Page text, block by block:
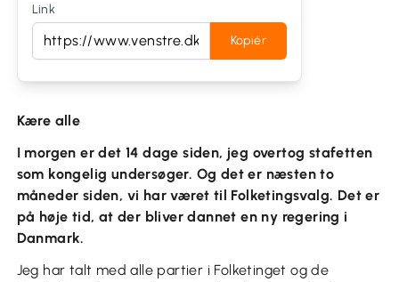
Link
Kopiér
Kære alle
I morgen er det 14 dage siden, jeg overtog stafetten
som kongelig undersøger. Og det er næsten to
måneder siden, vi har været til Folketingsvalg. Det er
på høje tid, at der bliver dannet en ny regering i
Danmark.
Jeg har talt med alle partier i Folketinget og de